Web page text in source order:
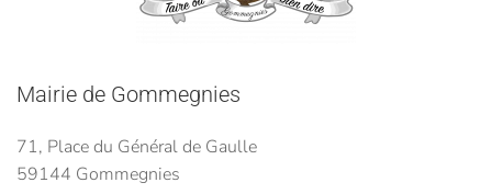
Mairie de Gommegnies
71, Place du Général de Gaulle
59144 Gommegnies